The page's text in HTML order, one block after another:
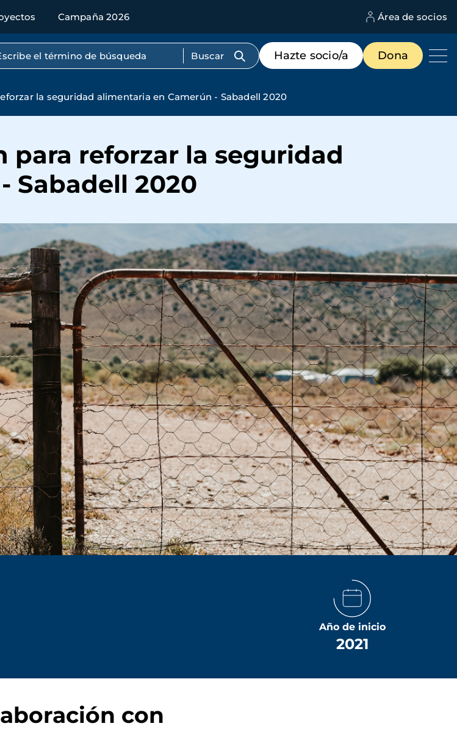
Campaña 2026 Área de socios
por texto completo
Menú
de
destacados
Hazte socio/a Dona
la seguridad alimentaria en Camerún - Sabadell 2020
para reforzar la seguridad
Sabadell 2020
Año de inicio
2021
con